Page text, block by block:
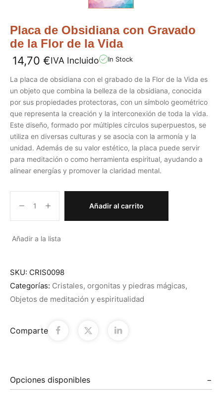
Placa de Obsidiana con Gravado
de la Flor de la Vida
14,70 €IVA Incluido In Stock
La placa de obsidiana con el grabado de la Flor de la Vida es
un objeto que combina la belleza de la obsidiana, conocida
por sus propiedades protectoras, con un símbolo geométrico
que representa la creación y la interconexión de toda la vida.
Este diseño, formado por múltiples círculos superpuestos, se
utiliza en diversas culturas y se asocia con la armonía y la
unidad. Además de su valor estético, la placa puede servir
para meditación o como herramienta espiritual, ayudando a
alinear energías y promover la claridad mental.
Añadir al carrito
Añadir a la lista
SKU: CRIS0098
Categorías: Cristales, orgonitas y piedras mágicas,
Objetos de meditación y espiritualidad
Comparte
Opciones disponibles